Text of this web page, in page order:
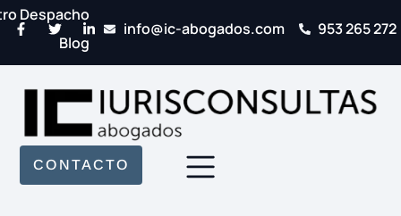
Despacho
Blog
info@ic-abogados.com 953 265 272
CONTACTO